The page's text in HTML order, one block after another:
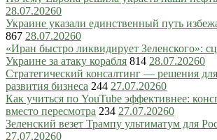
28.07.20260
Украине указали единственный путь
867 28.07.20260
«Иран быстро ликвидирует Зеленского»:
Украине за атаку корабля 814 28.07.20260
Стратегический консалтинг — решения
развития бизнеса 244 27.07.20260
Как учиться по YouTube эффективнее:
вместо пересмотра 234 27.07.20260
Зеленский везет Трампу ультиматум для
27.07.20260